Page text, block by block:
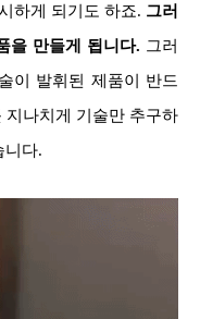
하게 되기도 하죠. 그러
을 만들게 됩니다. 그러
이 발휘된 제품이 반드
나치게 기술만 추구하
니다.